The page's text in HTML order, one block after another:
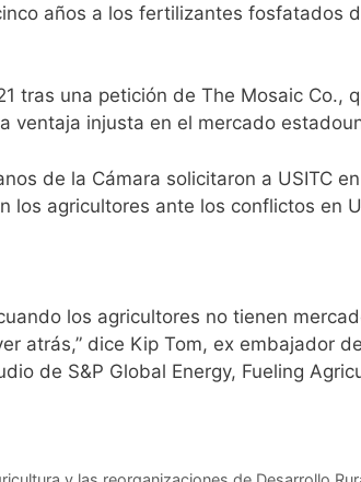
años a los fertilizantes fosfatados
tras una petición de The Mosaic Co.,
ventaja injusta en el mercado
de la Cámara solicitaron a USITC
agricultores ante los conflictos en
los agricultores no tienen
atrás,” dice Kip Tom, ex embajador
de S&P Global Energy, Fueling